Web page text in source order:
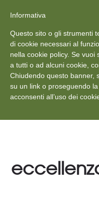
+39 011 18867102
Aceper
Vedi: Protezione dei
Informativa
Questo sito o gli strumenti
di cookie necessari al
nella cookie policy. Se
a tutti o ad alcuni cookie,
Chiudendo questo banner,
su un link o proseguendo
acconsenti all’uso dei